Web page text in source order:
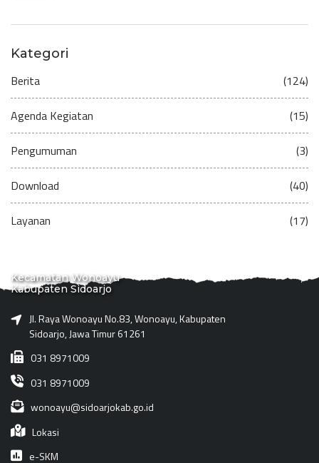
Kategori
Berita (124)
Agenda Kegiatan (15)
Pengumuman (3)
Download (40)
Layanan (17)
Kecamatan Wonoayu
Kabupaten Sidoarjo
Jl. Raya Wonoayu No.83, Wonoayu, Kabupaten
Sidoarjo, Jawa Timur 61261
031 8971009
031 8971009
wonoayu@sidoarjokab.go.id
Lokasi
e-SKM